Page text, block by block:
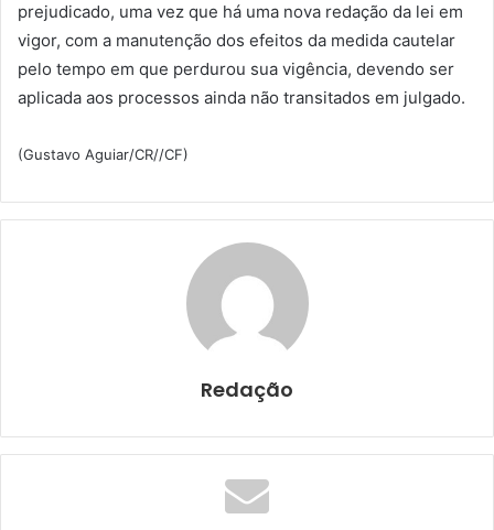
prejudicado, uma vez que há uma nova redação da lei em
vigor, com a manutenção dos efeitos da medida cautelar
pelo tempo em que perdurou sua vigência, devendo ser
aplicada aos processos ainda não transitados em julgado.
(Gustavo Aguiar/CR//CF)
Redação